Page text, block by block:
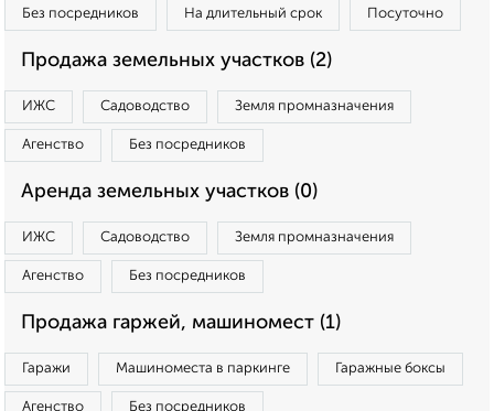
Без посредников На длительный срок Посуточно
Продажа земельных участков (2)
ИЖС Садоводство Земля промназначения
Агенство Без посредников
Аренда земельных участков (0)
ИЖС Садоводство Земля промназначения
Агенство Без посредников
Продажа гаржей, машиномест (1)
Гаражи Машиноместа в паркинге Гаражные боксы
Агенство Без посредников